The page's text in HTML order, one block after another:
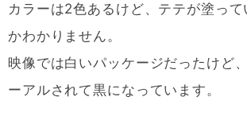
カラーは2色あるけど、テテが塗っ
かわかりません。
映像では白いパッケージだったけど
ーアルされて黒になっています。